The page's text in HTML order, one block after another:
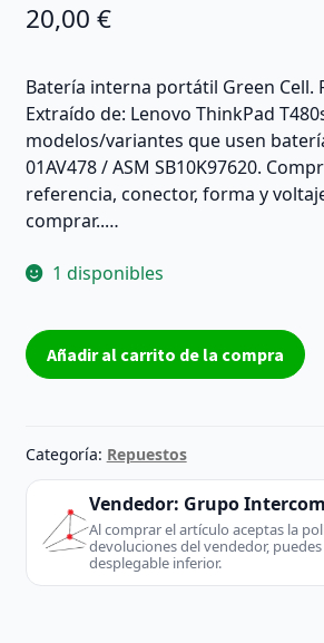
20,00 €
Batería interna portátil Green Cell.
Extraído de: Lenovo ThinkPad
modelos/variantes que usen
01AV478 / ASM SB10K97620.
referencia, conector, forma y
comprar..…
1 disponibles
Batería
Green
01AV478
SB10K97620
para
Lenovo
ThinkPad
Añadir al carrito de la compra
Categoría: Repuestos
Vendedor: Grupo
Al comprar el artículo aceptas la
devoluciones del vendedor,
desplegable inferior.